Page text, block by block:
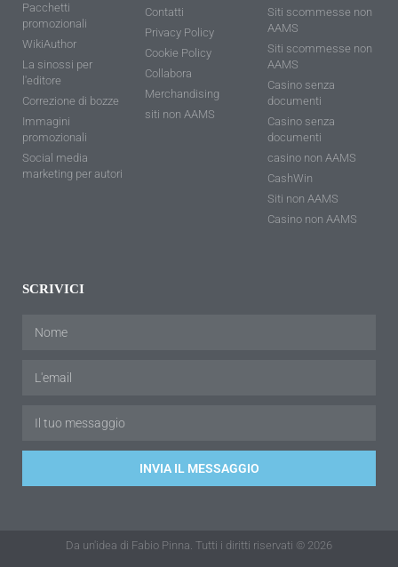
Pacchetti
promozionali
WikiAuthor
La sinossi per
l'editore
Correzione di bozze
Immagini
promozionali
Social media
marketing per autori
Contatti
Privacy Policy
Cookie Policy
Collabora
Merchandising
siti non AAMS
Siti scommesse non
AAMS
Siti scommesse non
AAMS
Casino senza
documenti
Casino senza
documenti
casino non AAMS
CashWin
Siti non AAMS
Casino non AAMS
SCRIVICI
INVIA IL MESSAGGIO
Da un'idea di Fabio Pinna. Tutti i diritti riservati © 2026